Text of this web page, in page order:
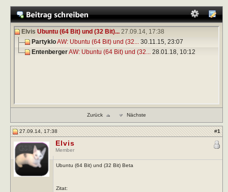
Elvis Ubuntu (64 Bit) und (32 Bit)... 27.09.14, 17:38
PartykloAW: Ubuntu (64 Bit) und (32... 30.11.15, 23:07
EntenbergerAW: Ubuntu (64 Bit) und (32... 28.01.18, 10:12
Zurück Nächste
27.09.14, 17:38 #1
Elvis
Member
Ubuntu (64 Bit) und (32 Bit) Beta
Zitat: